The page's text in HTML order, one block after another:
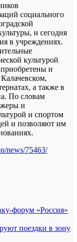
социального
и сегодня
в учреждениях.
культурой
и
а также в
По словам
и
и спортом
и позволяют им
news/75463/
форум «Россия»
поездки в зону